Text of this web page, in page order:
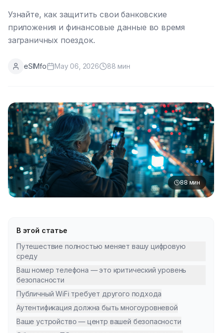
Узнайте, как защитить свои банковские
приложения и финансовые данные во время
заграничных поездок.
eSIMfo May 06, 2026 88 мин
88 мин
В этой статье
Путешествие полностью меняет вашу цифровую
среду
Ваш номер телефона — это критический уровень
безопасности
Публичный WiFi требует другого подхода
Аутентификация должна быть многоуровневой
Ваше устройство — центр вашей безопасности